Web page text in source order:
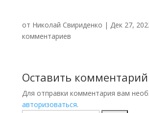
от Николай Свириденко | Дек 27,
комментариев
Оставить комментарий
Для отправки комментария вам
авторизоваться.